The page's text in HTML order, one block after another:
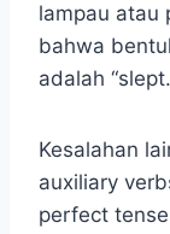
lampau atau
bahwa
adalah
Kesalahan
auxiliary
perfect